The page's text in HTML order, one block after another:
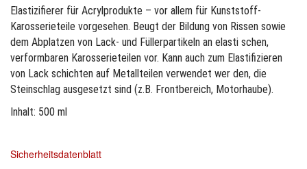
(113)
Indasa
(2)
KWASNY
(8)
Mirka
no-name
Prevost
Elastizifierer für Acrylprodukte – vor allem für Kunststoff-
Karosserieteile vorgesehen. Beugt der Bildung von Rissen sowie
dem Abplatzen von Lack- und Füllerpartikeln an elasti schen,
verformbaren Karosserieteilen vor. Kann auch zum Elastifizieren
von Lack schichten auf Metallteilen verwendet wer den, die
Steinschlag ausgesetzt sind (z.B. Frontbereich, Motorhaube).
Inhalt: 500 ml
Sicherheitsdatenblatt